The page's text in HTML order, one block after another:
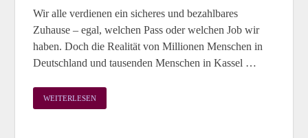
Wir alle verdienen ein sicheres und bezahlbares
Zuhause – egal, welchen Pass oder welchen Job wir
haben. Doch die Realität von Millionen Menschen in
Deutschland und tausenden Menschen in Kassel …
WEITERLESEN